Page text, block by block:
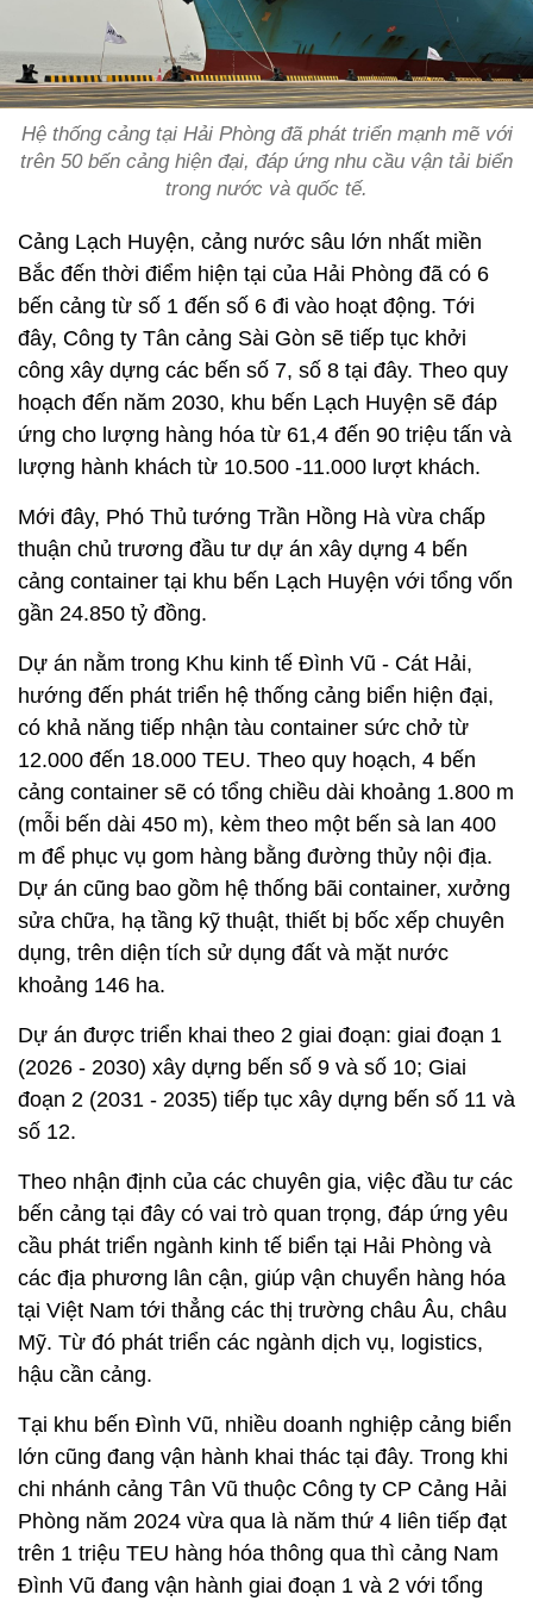
Hệ thống cảng tại Hải Phòng đã phát triển mạnh mẽ với
trên 50 bến cảng hiện đại, đáp ứng nhu cầu vận tải biển
trong nước và quốc tế.
Cảng Lạch Huyện, cảng nước sâu lớn nhất miền
Bắc đến thời điểm hiện tại của Hải Phòng đã có 6
bến cảng từ số 1 đến số 6 đi vào hoạt động. Tới
đây, Công ty Tân cảng Sài Gòn sẽ tiếp tục khởi
công xây dựng các bến số 7, số 8 tại đây. Theo quy
hoạch đến năm 2030, khu bến Lạch Huyện sẽ đáp
ứng cho lượng hàng hóa từ 61,4 đến 90 triệu tấn và
lượng hành khách từ 10.500 -11.000 lượt khách.
Mới đây, Phó Thủ tướng Trần Hồng Hà vừa chấp
thuận chủ trương đầu tư dự án xây dựng 4 bến
cảng container tại khu bến Lạch Huyện với tổng vốn
gần 24.850 tỷ đồng.
Dự án nằm trong Khu kinh tế Đình Vũ - Cát Hải,
hướng đến phát triển hệ thống cảng biển hiện đại,
có khả năng tiếp nhận tàu container sức chở từ
12.000 đến 18.000 TEU. Theo quy hoạch, 4 bến
cảng container sẽ có tổng chiều dài khoảng 1.800 m
(mỗi bến dài 450 m), kèm theo một bến sà lan 400
m để phục vụ gom hàng bằng đường thủy nội địa.
Dự án cũng bao gồm hệ thống bãi container, xưởng
sửa chữa, hạ tầng kỹ thuật, thiết bị bốc xếp chuyên
dụng, trên diện tích sử dụng đất và mặt nước
khoảng 146 ha.
Dự án được triển khai theo 2 giai đoạn: giai đoạn 1
(2026 - 2030) xây dựng bến số 9 và số 10; Giai
đoạn 2 (2031 - 2035) tiếp tục xây dựng bến số 11 và
số 12.
Theo nhận định của các chuyên gia, việc đầu tư các
bến cảng tại đây có vai trò quan trọng, đáp ứng yêu
cầu phát triển ngành kinh tế biển tại Hải Phòng và
các địa phương lân cận, giúp vận chuyển hàng hóa
tại Việt Nam tới thẳng các thị trường châu Âu, châu
Mỹ. Từ đó phát triển các ngành dịch vụ, logistics,
hậu cần cảng.
Tại khu bến Đình Vũ, nhiều doanh nghiệp cảng biển
lớn cũng đang vận hành khai thác tại đây. Trong khi
chi nhánh cảng Tân Vũ thuộc Công ty CP Cảng Hải
Phòng năm 2024 vừa qua là năm thứ 4 liên tiếp đạt
trên 1 triệu TEU hàng hóa thông qua thì cảng Nam
Đình Vũ đang vận hành giai đoạn 1 và 2 với tổng